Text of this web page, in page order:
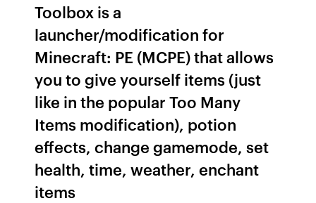
Toolbox is a
launcher/modification for
Minecraft: PE (MCPE) that allows
you to give yourself items (just
like in the popular Too Many
Items modification), potion
effects, change gamemode, set
health, time, weather, enchant
items